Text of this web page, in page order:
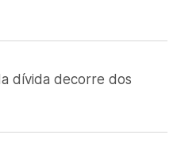
dívida decorre dos